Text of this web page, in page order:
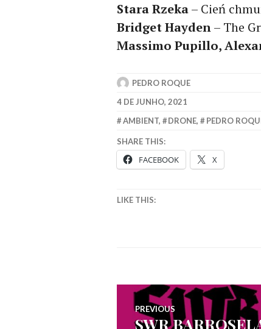
Stara Rzeka– Cień
Bridget Hayden– The
Massimo Pupillo,
PEDRO ROQUE
4 DE JUNHO, 2021
AMBIENT, DRONE, PEDRO
SHARE THIS:
FACEBOOK X
LIKE THIS:
Navegação
PREVIOUS
Previous
SWR